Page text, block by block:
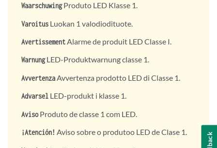
WaarschuwingProduto LED Klasse 1.
Varoitus Luokan 1 valodiodituote.
AvertissementAlarme de produit LED Classe I.
WarnungLED-Produktwarnung classe 1.
AvvertenzaAvvertenza prodotto LED di Classe 1.
Advarsel LED-produkt i klasse 1.
AvisoProduto de classe 1 com LED.
¡Atención! Aviso sobre o produtoo LED de Clase 1.